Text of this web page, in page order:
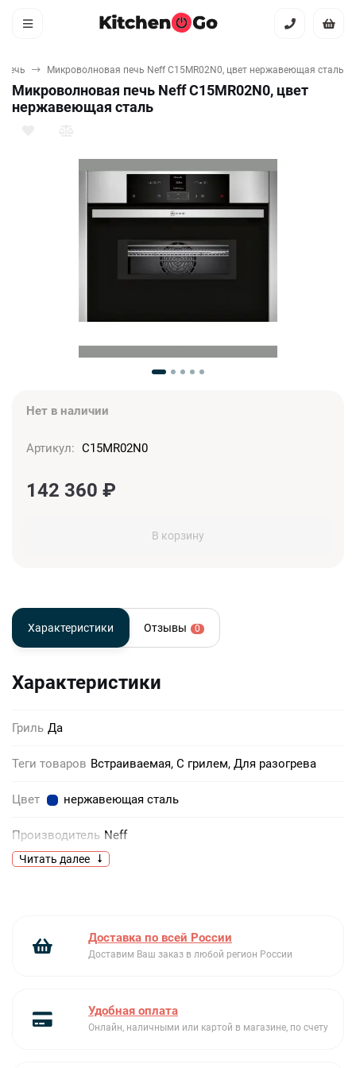
печь Микроволновая печь Neff C15MR02N0, цвет нержавеющая сталь
Микроволновая печь Neff C15MR02N0, цвет
нержавеющая сталь
Нет в наличии
Артикул: C15MR02N0
142 360 ₽
В корзину
Характеристики Отзывы 0
Характеристики
Гриль Да
Теги товаров Встраиваемая, С грилем, Для разогрева
Цвет нержавеющая сталь
Производитель Neff
Тип встраиваемая
Быстрый разогрев есть
Дисплей
Читать далее
Доставка по всей России
Доставим Ваш заказ в любой регион России
Удобная оплата
Онлайн, наличными или картой в магазине, по счету